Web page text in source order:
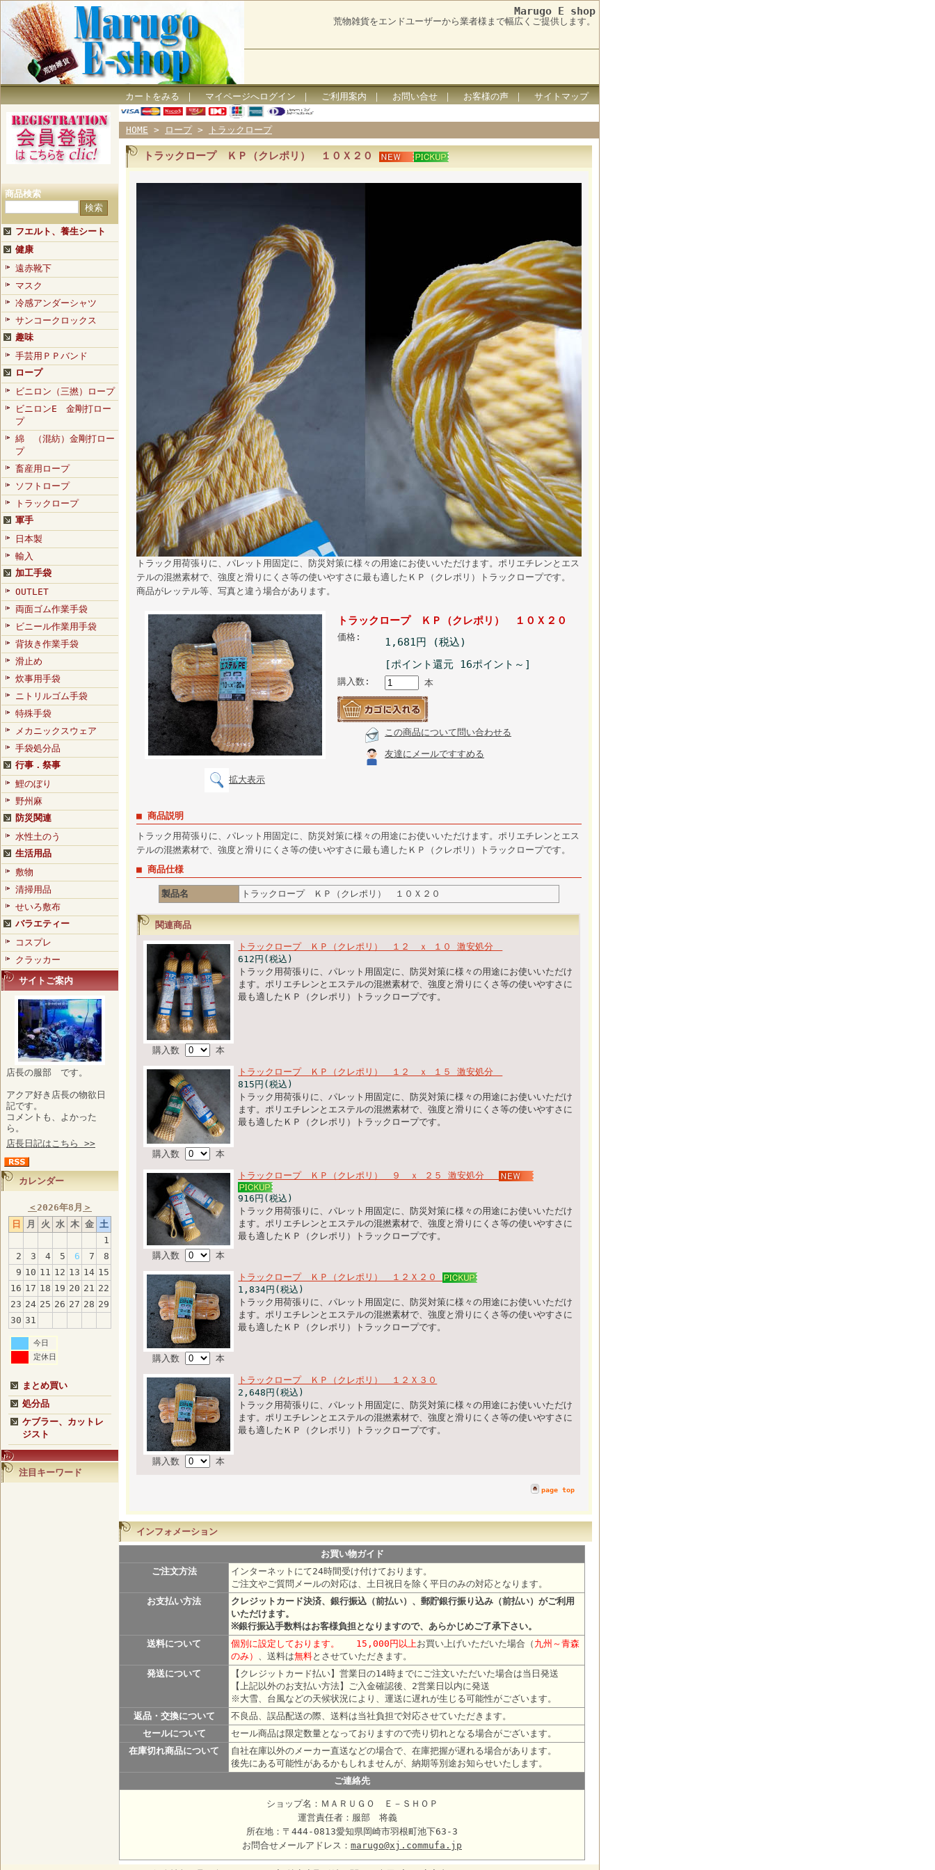
Marugo E shop
荒物雑貨をエンドユーザーから業者様まで幅広くご提供します。
カートをみる｜ マイページへログイン｜ ご利用案内｜ お問い合せ｜ お客様の声｜ サイトマップ
商品検索
フエルト、養生シート
健康
遠赤靴下
マスク
冷感アンダーシャツ
サンコークロックス
趣味
手芸用ＰＰバンド
ロープ
ビニロン（三撚）ロープ
ビニロンE 金剛打ロー
プ
綿 （混紡）金剛打ロー
プ
畜産用ロープ
ソフトロープ
トラックロープ
軍手
日本製
輸入
加工手袋
OUTLET
両面ゴム作業手袋
ビニール作業用手袋
背抜き作業手袋
滑止め
炊事用手袋
ニトリルゴム手袋
特殊手袋
メカニックスウェア
手袋処分品
行事．祭事
鯉のぼり
野州麻
防災関連
水性土のう
生活用品
敷物
清掃用品
せいろ敷布
バラエティー
コスプレ
クラッカー
サイトご案内
店長の服部 です。
アクア好き店長の物欲日
記です。
コメントも、よかった
ら。
店長日記はこちら >>
カレンダー
＜2026年8月 ＞
日
月 火 水 木 金 土
1
2
3 4 5 6 7
8
9 10 11 12 13 14 15
16 17 18 19 20 21 22
23 24 25 26 27 28 29
30 31
今日
定休日
まとめ買い
処分品
ケブラー、カットレ
ジスト
注目キーワード
HOME > ロープ> トラックロープ
トラックロープ ＫＰ（クレポリ） １０Ｘ２０
トラック用荷張りに、パレット用固定に、防災対策に様々の用途にお使いいただけます。ポリエチレンとエス
テルの混撚素材で、強度と滑りにくさ等の使いやすさに最も適したＫＰ（クレポリ）トラックロープです。
商品がレッテル等、写真と違う場合があります。
拡大表示
トラックロープ ＫＰ（クレポリ） １０Ｘ２０
価格:
1,681円 (税込)
[ポイント還元 16ポイント～]
購入数: 本
この商品について問い合わせる
友達にメールですすめる
■ 商品説明
トラック用荷張りに、パレット用固定に、防災対策に様々の用途にお使いいただけます。ポリエチレンとエス
テルの混撚素材で、強度と滑りにくさ等の使いやすさに最も適したＫＰ（クレポリ）トラックロープです。
■ 商品仕様
製品名 トラックロープ ＫＰ（クレポリ） １０Ｘ２０
関連商品
購入数 本
トラックロープ ＫＰ（クレポリ） １２ ｘ １０ 激安処分
612円(税込)
トラック用荷張りに、パレット用固定に、防災対策に様々の用途にお使いいただけ
ます。ポリエチレンとエステルの混撚素材で、強度と滑りにくさ等の使いやすさに
最も適したＫＰ（クレポリ）トラックロープです。
購入数 本
トラックロープ ＫＰ（クレポリ） １２ ｘ １５ 激安処分
815円(税込)
トラック用荷張りに、パレット用固定に、防災対策に様々の用途にお使いいただけ
ます。ポリエチレンとエステルの混撚素材で、強度と滑りにくさ等の使いやすさに
最も適したＫＰ（クレポリ）トラックロープです。
購入数 本
トラックロープ ＫＰ（クレポリ） ９ ｘ ２５ 激安処分
916円(税込)
トラック用荷張りに、パレット用固定に、防災対策に様々の用途にお使いいただけ
ます。ポリエチレンとエステルの混撚素材で、強度と滑りにくさ等の使いやすさに
最も適したＫＰ（クレポリ）トラックロープです。
購入数 本
トラックロープ ＫＰ（クレポリ） １２Ｘ２０
1,834円(税込)
トラック用荷張りに、パレット用固定に、防災対策に様々の用途にお使いいただけ
ます。ポリエチレンとエステルの混撚素材で、強度と滑りにくさ等の使いやすさに
最も適したＫＰ（クレポリ）トラックロープです。
購入数 本
トラックロープ ＫＰ（クレポリ） １２Ｘ３０
2,648円(税込)
トラック用荷張りに、パレット用固定に、防災対策に様々の用途にお使いいただけ
ます。ポリエチレンとエステルの混撚素材で、強度と滑りにくさ等の使いやすさに
最も適したＫＰ（クレポリ）トラックロープです。
page top
インフォメーション
お買い物ガイド
ご注文方法
インターネットにて24時間受け付けております。
ご注文やご質問メールの対応は、土日祝日を除く平日のみの対応となります。
お支払い方法
クレジットカード決済、銀行振込（前払い）、郵貯銀行振り込み（前払い）がご利用
いただけます。
※銀行振込手数料はお客様負担となりますので、あらかじめご了承下さい。
送料について
個別に設定しております。 15,000円以上お買い上げいただいた場合（ 九州～青森
のみ） 、送料は無料とさせていただきます。
発送について
【クレジットカード払い】営業日の14時までにご注文いただいた場合は当日発送
【上記以外のお支払い方法】ご入金確認後、2営業日以内に発送
※大雪、台風などの天候状況により、運送に遅れが生じる可能性がございます。
返品・交換について
不良品、誤品配送の際、送料は当社負担で対応させていただきます。
セールについて
セール商品は限定数量となっておりますので売り切れとなる場合がございます。
在庫切れ商品について
自社在庫以外のメーカー直送などの場合で、在庫把握が遅れる場合があります。
後先にある可能性があるかもしれませんが、納期等別途お知らせいたします。
ご連絡先
ショップ名：ＭＡＲＵＧＯ Ｅ－ＳＨＯＰ
運営責任者：服部 将義
所在地：〒444-0813愛知県岡崎市羽根町池下63-3
お問合せメールアドレス： marugo@xj.commufa.jp